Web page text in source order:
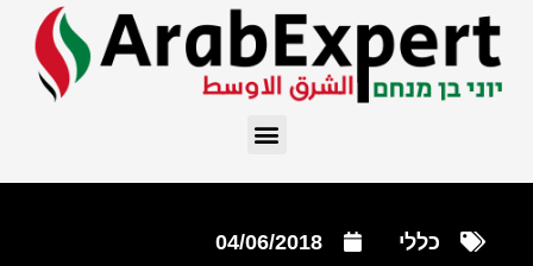
כללי 04/06/2018